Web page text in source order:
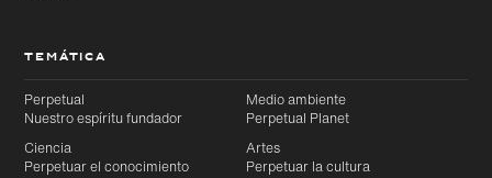
TEMÁTICA
Perpetual
Nuestro espíritu fundador
Medio ambiente
Perpetual Planet
Ciencia
Perpetuar el conocimiento
Artes
Perpetuar la cultura